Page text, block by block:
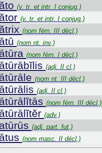
(v. tr. et intr. I conjug.)
(v. tr. et intr. I conjug.)
(nom fém. III décl.)
(nom nt. inv.)
(nom fém. I décl.)
(adj. II cl.)
(nom nt. III décl.)
(adj. II cl.)
(nom fém. III décl.)
(adv.)
(adj. part. fut.)
(nom masc. II décl.)